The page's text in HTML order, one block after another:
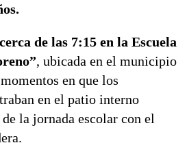
de las 7:15 en la Escuela
, ubicada en el municipio
en que los
en el patio interno
la jornada escolar con el